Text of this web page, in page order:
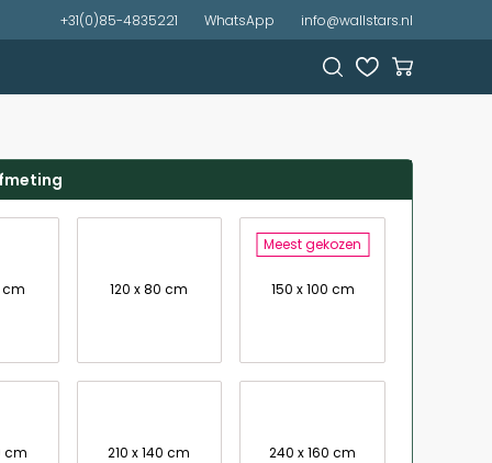
+31(0)85-4835221 WhatsApp info@wallstars.nl
cm 120 x 80 cm
Meest gekozen
150 x 100 cm
cm 210 x 140 cm 240 x 160 cm